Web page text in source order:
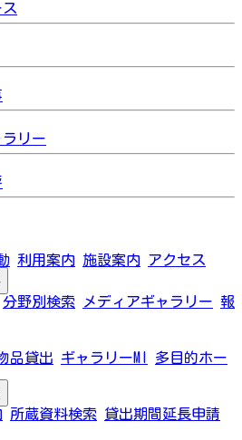
リー
利用案内 施設案内 アクセス
分野別検索 メディアギャラリー 報
品貸出 ギャラリーMI
多目的ホー
所蔵資料検索
貸出期間延長申請